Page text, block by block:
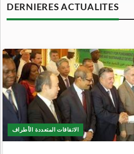
DERNIERES ACTUALITES
الاتفاقات المتعددة الأطراف